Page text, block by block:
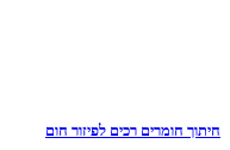
חיתוך חומרים רכים לפיזור חום